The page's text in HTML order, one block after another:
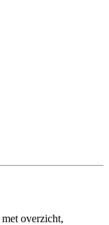
overzicht,